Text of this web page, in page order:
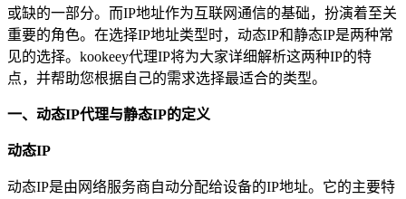
或缺的一部分。而IP地址作为互联网通信的基础，扮演着至关
重要的角色。在选择IP地址类型时，动态IP和静态IP是两种常
见的选择。kookeey代理IP将为大家详细解析这两种IP的特
点，并帮助您根据自己的需求选择最适合的类型。
一、动态IP代理与静态IP的定义
动态IP
动态IP是由网络服务商自动分配给设备的IP地址。它的主要特